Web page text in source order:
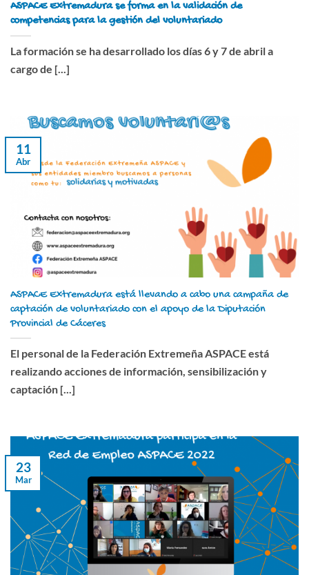
ASPACE Extremadura se forma en la validación de
competencias para la gestión del voluntariado
La formación se ha desarrollado los días 6 y 7 de abril a
cargo de [...]
ASPACE Extremadura está llevando a cabo una campaña de
captación de voluntariado con el apoyo de la Diputación
Provincial de Cáceres
El personal de la Federación Extremeña ASPACE está
realizando acciones de información, sensibilización y
captación [...]
11
Abr
23
Mar